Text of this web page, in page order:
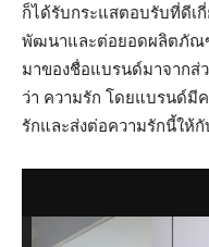
ก็ได้รับกระแสตอบรับที่ดีเ
พัฒนาและต่อยอดผลิตภัณ
มาของชื่อแบรนด์มาจากส่
ว่า ความรัก โดยแบรนด์
รักและส่งต่อความรักนี้ให้